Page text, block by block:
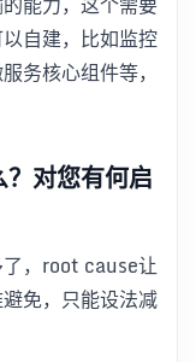
自建，比如监控
务核心组件等，
对您有何启
，root cause让
免，只能设法减